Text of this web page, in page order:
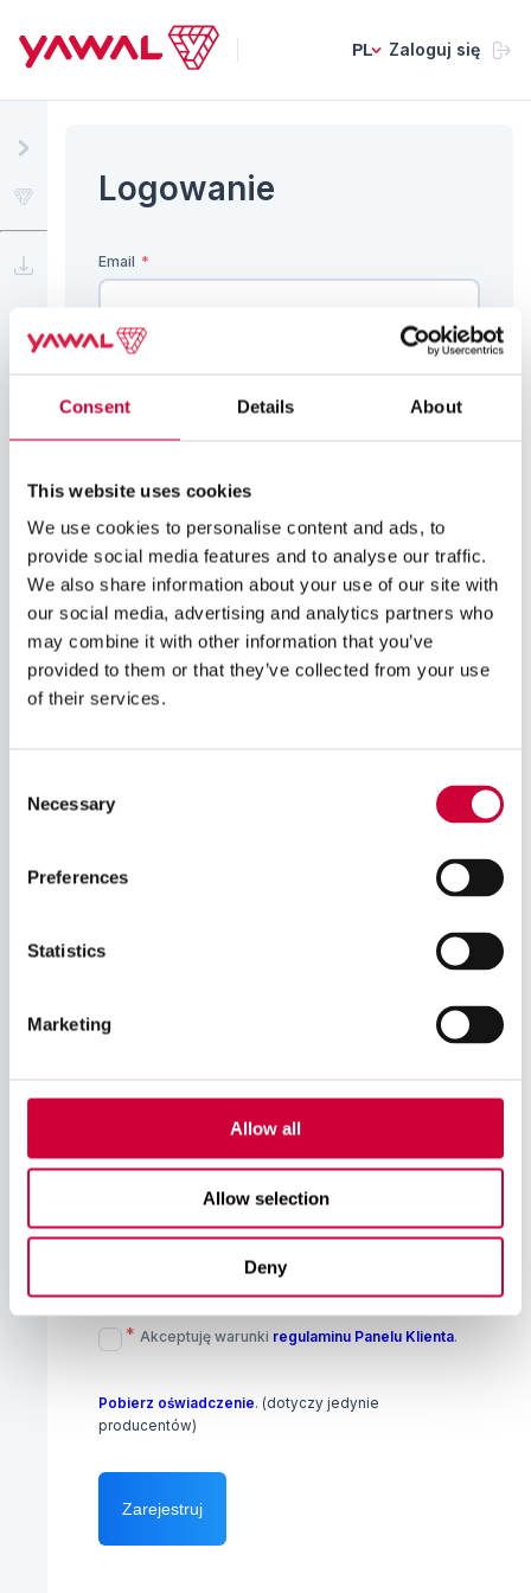
Consent Details About
This website uses cookies
We use cookies to personalise content and ads, to
provide social media features and to analyse our traffic.
We also share information about your use of our site with
our social media, advertising and analytics partners who
may combine it with other information that you’ve
provided to them or that they’ve collected from your use
of their services.
Selection
Necessary
Preferences
Statistics
Marketing
Allow all
Allow selection
Deny
PL Zaloguj się
Przejdź na www.yawal.com
Panel wiedzy
Logowanie
Email *
Hasło
Przypomnij hasło
Rejestracja
Email
małą literę, 1 cyfrę i 1 znak specjalny.
Akceptuję warunki regulaminu Panelu Klienta.
*
Pobierz oświadczenie. (dotyczy jedynie
producentów)
Zarejestruj